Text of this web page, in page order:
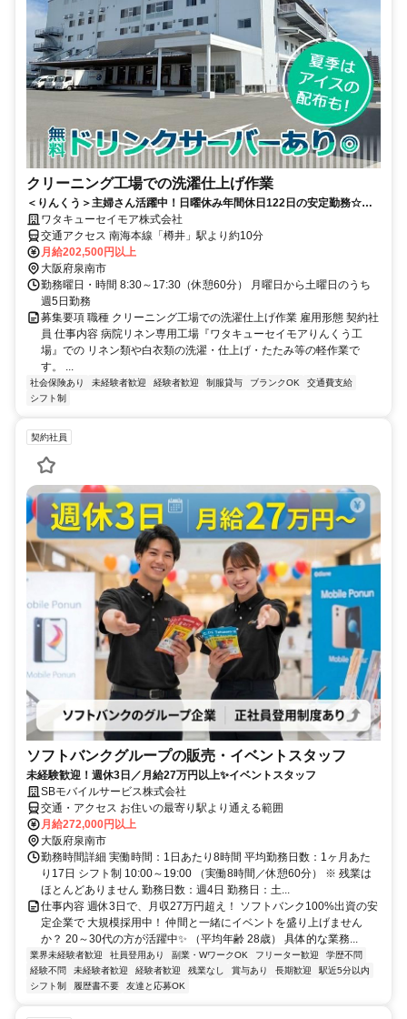
クリーニング工場での洗濯仕上げ作業
＜りんくう＞主婦さん活躍中！日曜休み年間休日122日の安定勤務☆業
界大手で福利厚生充実☆未経験者歓迎
ワタキューセイモア株式会社
交通アクセス 南海本線「樽井」駅より約10分
月給202,500円以上
大阪府泉南市
勤務曜日・時間 8:30～17:30（休憩60分） 月曜日から土曜日のうち
週5日勤務
募集要項 職種 クリーニング工場での洗濯仕上げ作業 雇用形態 契約社
員 仕事内容 病院リネン専用工場『ワタキューセイモアりんくう工
場』での リネン類や白衣類の洗濯・仕上げ・たたみ等の軽作業で
す。 ...
社会保険あり 未経験者歓迎 経験者歓迎 制服貸与 ブランクOK
交通費支給
シフト制
契約社員
ソフトバンクグループの販売・イベントスタッフ
未経験歓迎！週休3日／月給27万円以上✨イベントスタッフ
SBモバイルサービス株式会社
交通・アクセス お住いの最寄り駅より通える範囲
月給272,000円以上
大阪府泉南市
勤務時間詳細 実働時間：1日あたり8時間 平均勤務日数：1ヶ月あた
り17日 シフト制 10:00～19:00 （実働8時間／休憩60分） ※ 残業は
ほとんどありません 勤務日数：週4日 勤務日：土...
仕事内容 週休3日で、月収27万円超え！ ソフトバンク100%出資の安
定企業で 大規模採用中！ 仲間と一緒にイベントを盛り上げません
か？ 20～30代の方が活躍中✨ （平均年齢 28歳） 具体的な業務...
業界未経験者歓迎 社員登用あり 副業・WワークOK フリーター歓迎
学歴不問
経験不問
未経験者歓迎 経験者歓迎 残業なし 賞与あり 長期歓迎
駅近5分以内
シフト制
履歴書不要 友達と応募OK